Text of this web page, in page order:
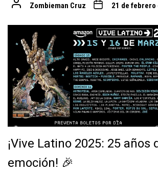
Zombieman Cruz 21 de febrero
¡Vive Latino 2025: 25 años
emoción! 🎉